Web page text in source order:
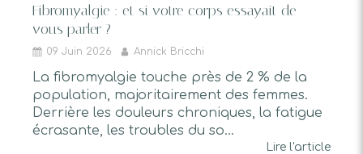
Fibromyalgie : et si votre corps essayait de
vous parler ?
09 Juin 2026 Annick Bricchi
La fibromyalgie touche près de 2 % de la
population, majoritairement des femmes.
Derrière les douleurs chroniques, la fatigue
écrasante, les troubles du so...
Lire l'article